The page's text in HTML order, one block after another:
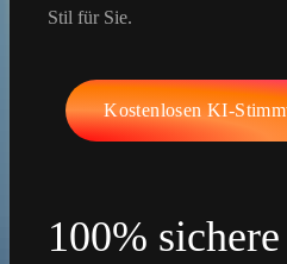
Stil für Sie.
Kostenlosen KI-
100%